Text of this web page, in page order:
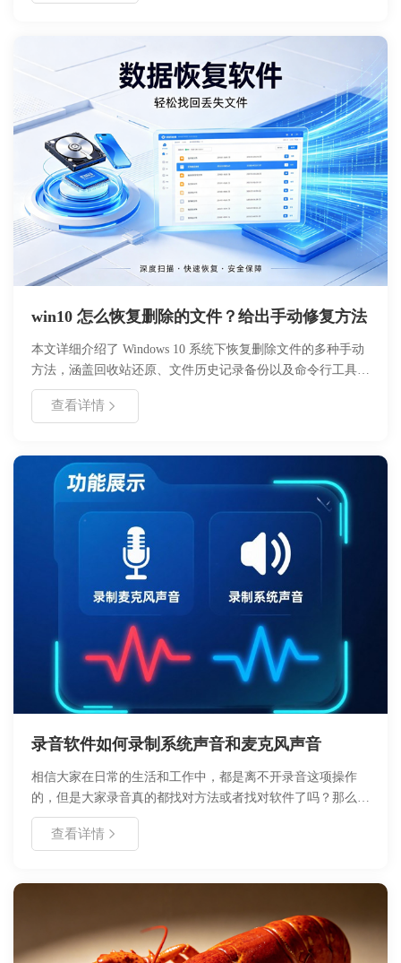
win10 怎么恢复删除的文件？给出手动修复方法
本文详细介绍了 Windows 10 系统下恢复删除文件的多种手动
方法，涵盖回收站还原、文件历史记录备份以及命令行工具使
用。文章分析了文件删除的底层原理，强调了数据恢复的黄金
时间，并提供了具体的操作步骤与参数设置指南。通过对比不
意识与操作能力，确保重要文件不因误删而永久丢失。
查看详情
录音软件如何录制系统声音和麦克风声音
相信大家在日常的生活和工作中，都是离不开录音这项操作
的，但是大家录音真的都找对方法或者找对软件了吗？那么怎
么在电脑上简单而且有效的录制电脑声音和麦克风声音呢？
查看详情